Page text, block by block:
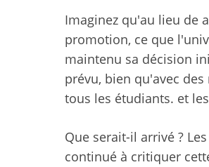
Imaginez qu'au lieu de
promotion, ce que
maintenu sa décision
prévu, bien qu'avec
tous les étudiants. et
Que serait-il arrivé ?
continué à critiquer